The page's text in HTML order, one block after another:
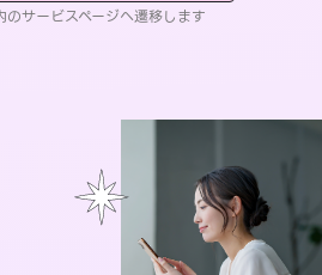
サービスページへ遷移します